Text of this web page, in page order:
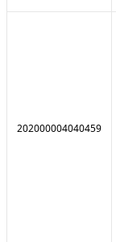
202000004040459